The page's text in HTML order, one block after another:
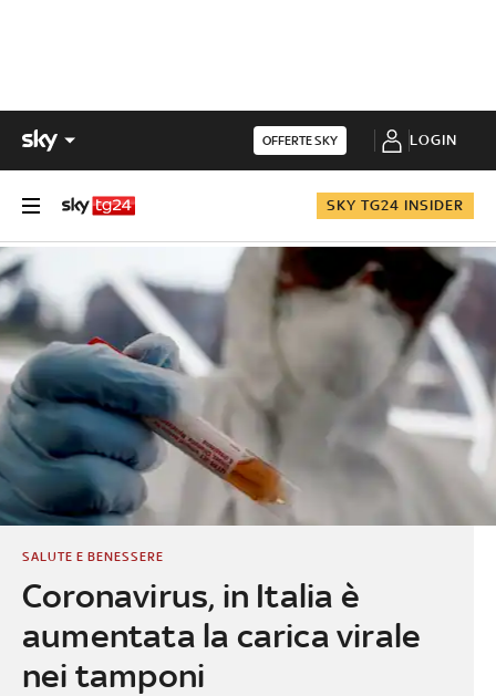
OFFERTE SKY LOGIN
SKY TG24 INSIDER
Coronavirus, in Italia è
aumentata la carica virale
nei tamponi
SALUTE E BENESSERE